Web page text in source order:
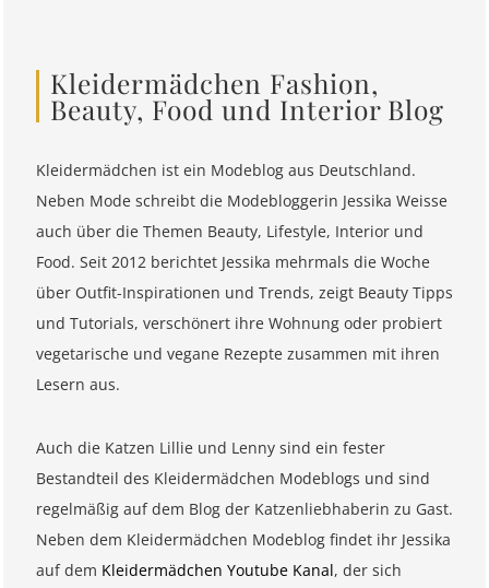
Kleidermädchen Fashion,
Beauty, Food und Interior Blog
Kleidermädchen ist ein Modeblog aus Deutschland.
Neben Mode schreibt die Modebloggerin Jessika Weisse
auch über die Themen Beauty, Lifestyle, Interior und
Food. Seit 2012 berichtet Jessika mehrmals die Woche
über Outfit-Inspirationen und Trends, zeigt Beauty Tipps
und Tutorials, verschönert ihre Wohnung oder probiert
vegetarische und vegane Rezepte zusammen mit ihren
Lesern aus.
Auch die Katzen Lillie und Lenny sind ein fester
Bestandteil des Kleidermädchen Modeblogs und sind
regelmäßig auf dem Blog der Katzenliebhaberin zu Gast.
Neben dem Kleidermädchen Modeblog findet ihr Jessika
auf dem Kleidermädchen Youtube Kanal, der sich